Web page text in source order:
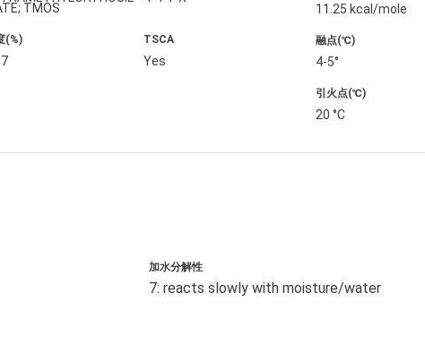
TMOS
(%) TSCA
Yes
11.25 kcal/mole
融点(℃)
4-5°
引火点(℃)
20 °C
加水分解性
7: reacts slowly with moisture/water